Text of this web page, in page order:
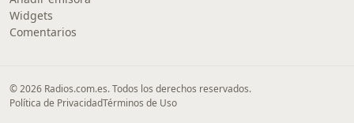
Widgets
Comentarios
© 2026 Radios.com.es. Todos los derechos reservados.
Política de PrivacidadTérminos de Uso